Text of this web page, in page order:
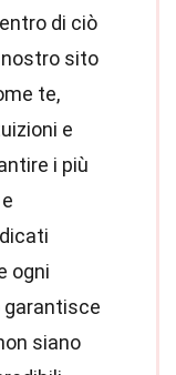
di ciò
sito
te,
e
i più
ogni
siano